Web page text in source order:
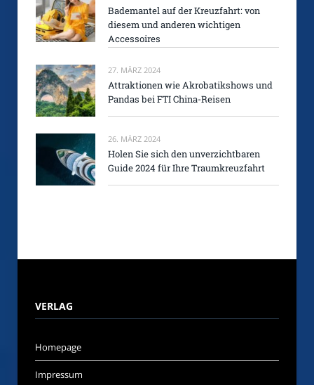
Bademantel auf der Kreuzfahrt: von
diesem und anderen wichtigen
Accessoires
27. MÄRZ 2024
Attraktionen wie Akrobatikshows und
Pandas bei FTI China-Reisen
26. MÄRZ 2024
Holen Sie sich den unverzichtbaren
Guide 2024 für Ihre Traumkreuzfahrt
VERLAG
Homepage
Impressum